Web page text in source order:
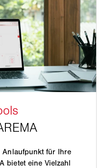
Anlaufpunkt für Ihre
bietet eine Vielzahl